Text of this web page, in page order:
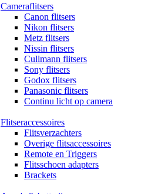
Cameraflitsers
Canon flitsers
Nikon flitsers
Metz flitsers
Nissin flitsers
Cullmann flitsers
Sony flitsers
Godox flitsers
Panasonic flitsers
Continu licht op camera
Flitseraccessoires
Flitsverzachters
Overige flitsaccessoires
Remote en Triggers
Flitsschoen adapters
Brackets